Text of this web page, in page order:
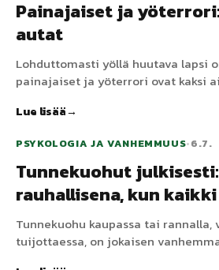
Painajaiset ja
autat
Lohduttomasti yöllä huutava lapsi
painajaiset ja yöterrori ovat kaksi
ne ja mikä todella auttaa.
Lue lisää
PSYKOLOGIA JA VANHEMMUUS•6.7.
Tunnekuohut
rauhallisena, kun
Tunnekuohu kaupassa tai rannalla,
tuijottaessa, on jokaisen